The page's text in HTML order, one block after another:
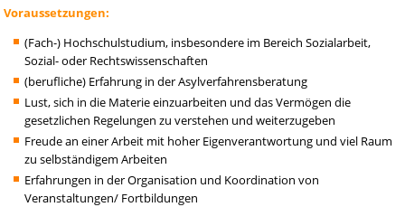
Voraussetzungen:
(Fach-) Hochschulstudium, insbesondere im Bereich Sozialarbeit,
Sozial- oder Rechtswissenschaften
(berufliche) Erfahrung in der Asylverfahrensberatung
Lust, sich in die Materie einzuarbeiten und das Vermögen die
gesetzlichen Regelungen zu verstehen und weiterzugeben
Freude an einer Arbeit mit hoher Eigenverantwortung und viel Raum
zu selbständigem Arbeiten
Erfahrungen in der Organisation und Koordination von
Veranstaltungen/ Fortbildungen